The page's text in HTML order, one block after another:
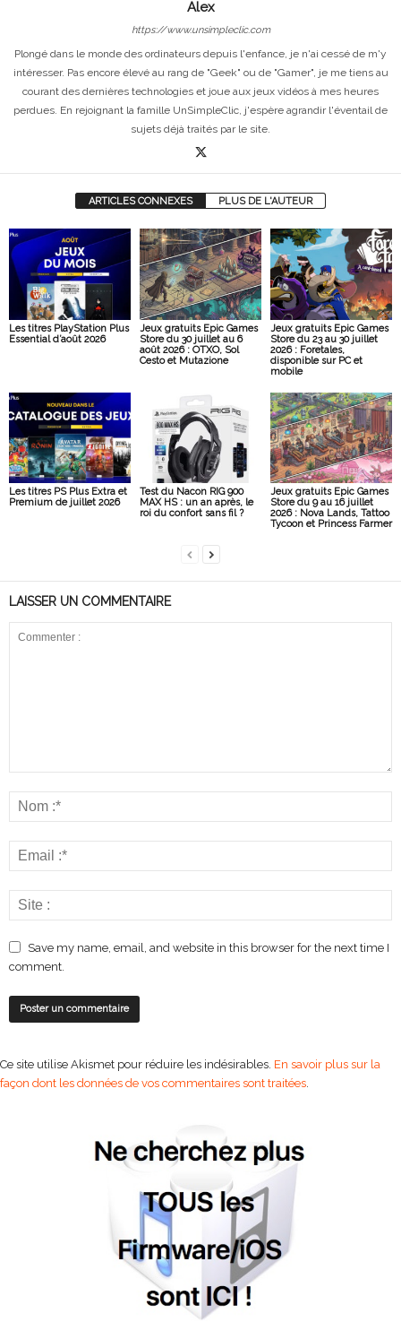
Alex
https://www.unsimpleclic.com
Plongé dans le monde des ordinateurs depuis l'enfance, je n'ai cessé de m'y
intéresser. Pas encore élevé au rang de "Geek" ou de "Gamer", je me tiens au
courant des dernières technologies et joue aux jeux vidéos à mes heures
perdues. En rejoignant la famille UnSimpleClic, j'espère agrandir l'éventail de
sujets déjà traités par le site.
ARTICLES CONNEXES PLUS DE L'AUTEUR
Les titres PlayStation Plus
Essential d’août 2026
Jeux gratuits Epic Games
Store du 30 juillet au 6
août 2026 : OTXO, Sol
Cesto et Mutazione
Jeux gratuits Epic Games
Store du 23 au 30 juillet
2026 : Foretales,
disponible sur PC et
mobile
Les titres PS Plus Extra et
Premium de juillet 2026
Test du Nacon RIG 900
MAX HS : un an après, le
roi du confort sans fil ?
Jeux gratuits Epic Games
Store du 9 au 16 juillet
2026 : Nova Lands, Tattoo
Tycoon et Princess Farmer
LAISSER UN COMMENTAIRE
Save my name, email, and website in this browser for the next time I
comment.
Ce site utilise Akismet pour réduire les indésirables. En savoir plus sur la
façon dont les données de vos commentaires sont traitées.